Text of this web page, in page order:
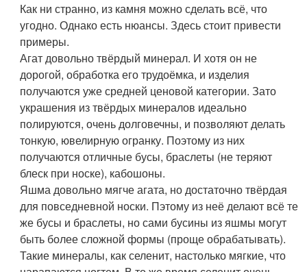
Как ни странно, из камня можно сделать всё, что
угодно. Однако есть нюансы. Здесь стоит привести
примеры.
Агат довольно твёрдый минерал. И хотя он не
дорогой, обработка его трудоёмка, и изделия
получаются уже средней ценовой категории. Зато
украшения из твёрдых минералов идеально
полируются, очень долговечны, и позволяют делать
тонкую, ювелирную огранку. Поэтому из них
получаются отличные бусы, браслеты (не теряют
блеск при носке), кабошоны.
Яшма довольно мягче агата, но достаточно твёрдая
для повседневной носки. Пэтому из неё делают всё те
же бусы и браслеты, но сами бусины из яшмы могут
быть более сложной формы (проще обрабатывать).
Такие минералы, как селенит, настолько мягкие, что